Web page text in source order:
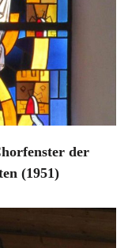
der
(1951)